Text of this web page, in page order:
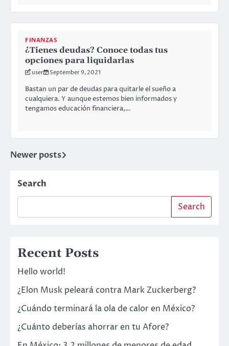
FINANZAS
¿Tienes deudas? Conoce todas tus
opciones para liquidarlas
user September 9, 2021
Bastan un par de deudas para quitarle el sueño a
cualquiera. Y aunque estemos bien informados y
tengamos educación financiera,…
Posts
navigation
Newer posts
Search
Search
Recent Posts
Hello world!
¿Elon Musk peleará contra Mark Zuckerberg?
¿Cuándo terminará la ola de calor en México?
¿Cuánto deberías ahorrar en tu Afore?